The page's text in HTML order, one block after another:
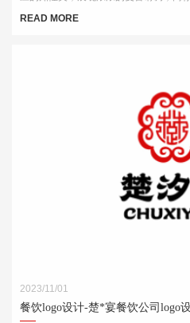
中式元素，“祥云”又代表了吉祥，喜庆
READ MORE
2023/11/01
餐饮logo设计-楚*宴餐饮公司logo